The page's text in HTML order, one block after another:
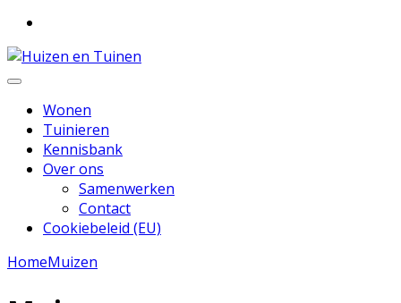
Huizen en Tuinen
Inspiratie voor wonen en tuinieren
Wonen
Tuinieren
Kennisbank
Over ons
Samenwerken
Contact
Cookiebeleid (EU)
HomeMuizen